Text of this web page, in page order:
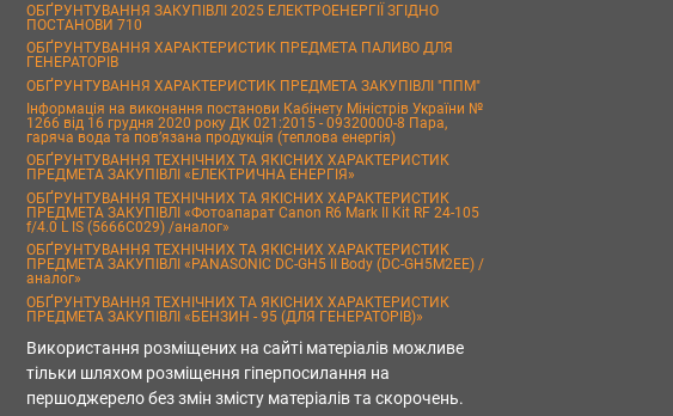
ОБҐРУНТУВАННЯ ЗАКУПІВЛІ 2025 ЕЛЕКТРОЕНЕРГІЇ ЗГІДНО
ПОСТАНОВИ 710
ОБҐРУНТУВАННЯ ХАРАКТЕРИСТИК ПРЕДМЕТА ПАЛИВО ДЛЯ
ГЕНЕРАТОРІВ
ОБҐРУНТУВАННЯ ХАРАКТЕРИСТИК ПРЕДМЕТА ЗАКУПІВЛІ "ППМ"
Інформація на виконання постанови Кабінету Міністрів України №
1266 від 16 грудня 2020 року ДК 021:2015 - 09320000-8 Пара,
гаряча вода та пов’язана продукція (теплова енергія)
ОБҐРУНТУВАННЯ ТЕХНІЧНИХ ТА ЯКІСНИХ ХАРАКТЕРИСТИК
ПРЕДМЕТА ЗАКУПІВЛІ «ЕЛЕКТРИЧНА ЕНЕРГІЯ»
ОБҐРУНТУВАННЯ ТЕХНІЧНИХ ТА ЯКІСНИХ ХАРАКТЕРИСТИК
ПРЕДМЕТА ЗАКУПІВЛІ «Фотоапарат Canon R6 Mark II Kit RF 24-105
f/4.0 L IS (5666C029) /аналог»
ОБҐРУНТУВАННЯ ТЕХНІЧНИХ ТА ЯКІСНИХ ХАРАКТЕРИСТИК
ПРЕДМЕТА ЗАКУПІВЛІ «PANASONIC DC-GH5 II Body (DC-GH5M2EE) /
аналог»
ОБҐРУНТУВАННЯ ТЕХНІЧНИХ ТА ЯКІСНИХ ХАРАКТЕРИСТИК
ПРЕДМЕТА ЗАКУПІВЛІ «БЕНЗИН - 95 (ДЛЯ ГЕНЕРАТОРІВ)»
Використання розміщених на сайті матеріалів можливе
тільки шляхом розміщення гіперпосилання на
першоджерело без змін змісту матеріалів та скорочень.